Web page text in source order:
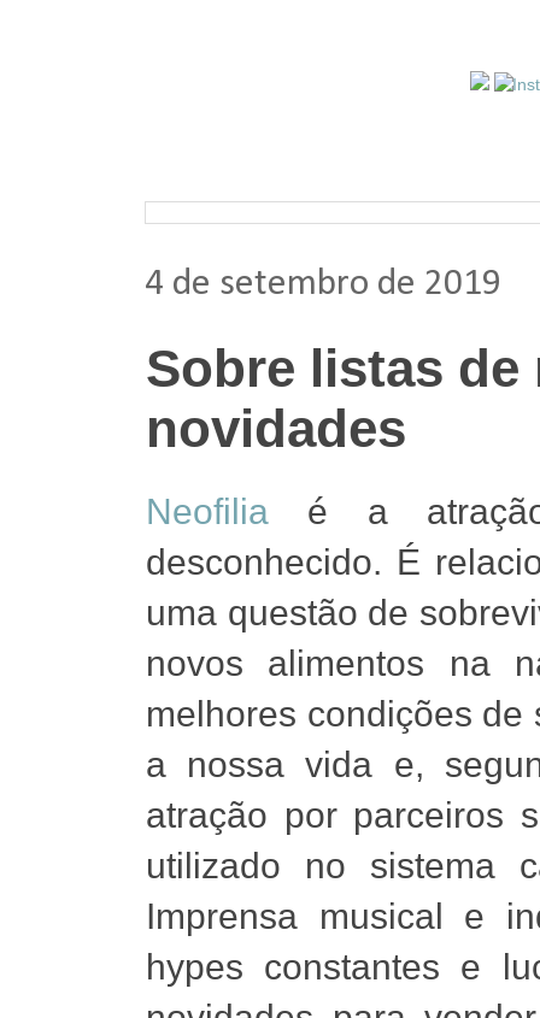
4 de setembro de 2019
Sobre listas de
novidades
Neofilia é a
desconhecido. É
uma questão de
novos alimentos na
melhores condições
a nossa vida e,
atração por parceiros
utilizado no sistema
Imprensa musical e
hypes constantes e